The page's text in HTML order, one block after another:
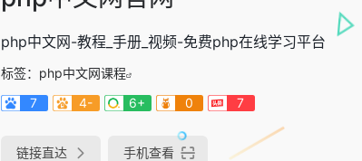
php中文网-教程_手册_视频-免费php在线学习平台
标签： php中文网课程
7
4- 6+ 0 7
链接直达 手机查看